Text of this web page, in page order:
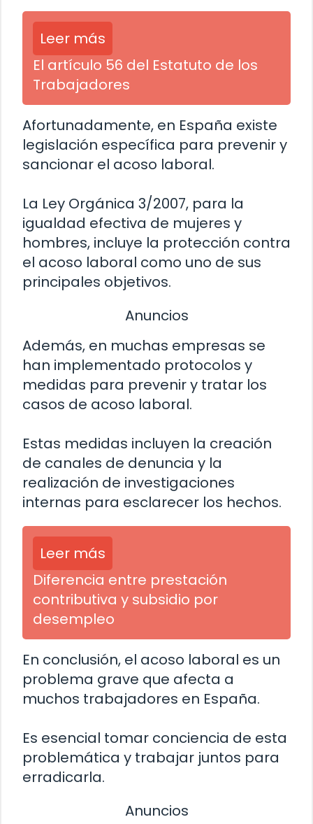
Leer más
El artículo 56 del Estatuto de los
Trabajadores
Afortunadamente, en España existe
legislación específica para prevenir y
sancionar el acoso laboral.
La Ley Orgánica 3/2007, para la
igualdad efectiva de mujeres y
hombres, incluye la protección contra
el acoso laboral como uno de sus
principales objetivos.
Anuncios
Además, en muchas empresas se
han implementado protocolos y
medidas para prevenir y tratar los
casos de acoso laboral.
Estas medidas incluyen la creación
de canales de denuncia y la
realización de investigaciones
internas para esclarecer los hechos.
Leer más
Diferencia entre prestación
contributiva y subsidio por
desempleo
En conclusión, el acoso laboral es un
problema grave que afecta a
muchos trabajadores en España.
Es esencial tomar conciencia de esta
problemática y trabajar juntos para
erradicarla.
Anuncios